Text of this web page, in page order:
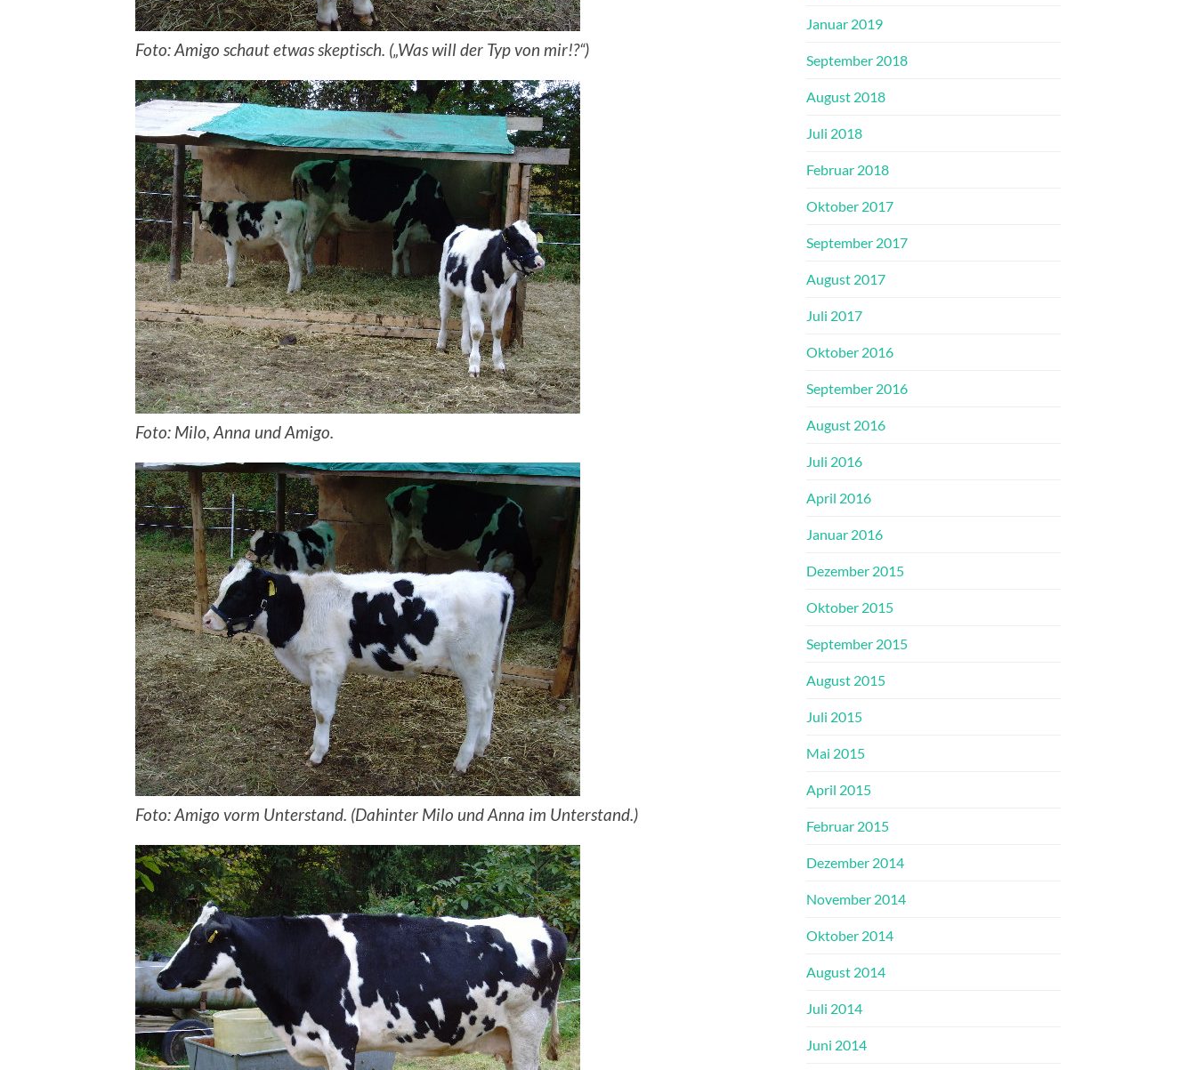
Foto: Amigo schaut etwas skeptisch. („Was will der Typ von mir!?“)
Foto: Milo, Anna und Amigo.
Foto: Amigo vorm Unterstand. (Dahinter Milo und Anna im Unterstand.)
Januar 2019
September 2018
August 2018
Juli 2018
Februar 2018
Oktober 2017
September 2017
August 2017
Juli 2017
Oktober 2016
September 2016
August 2016
Juli 2016
April 2016
Januar 2016
Dezember 2015
Oktober 2015
September 2015
August 2015
Juli 2015
Mai 2015
April 2015
Februar 2015
Dezember 2014
November 2014
Oktober 2014
August 2014
Juli 2014
Juni 2014